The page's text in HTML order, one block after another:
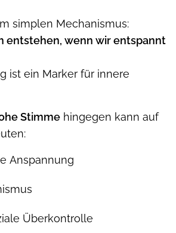
simplen Mechanismus:
entstehen, wenn wir entspannt
ist ein Marker für innere
Stimme hingegen kann auf
Anspannung
Überkontrolle